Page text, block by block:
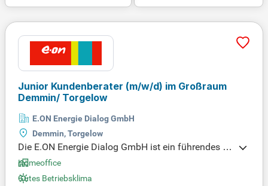
Junior Kundenberater (m/w/d) im Großraum
Demmin/ Torgelow
E.ON Energie Dialog GmbH
Demmin, Torgelow
Die E.ON Energie Dialog GmbH ist ein führendes U
nternehmen im Kundenkontaktmanagement und b
ei Lieferantenwechseln. Wir gestalten die Energiez
Homeoffice
Gutes Betriebsklima